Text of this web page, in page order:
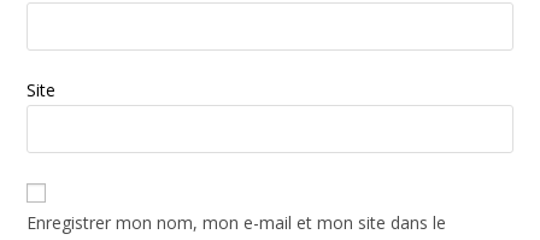
Site
Enregistrer mon nom, mon e-mail et mon site dans le